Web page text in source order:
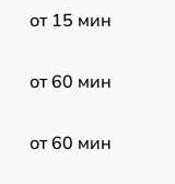
от 15 мин
от 60 мин
от 60 мин